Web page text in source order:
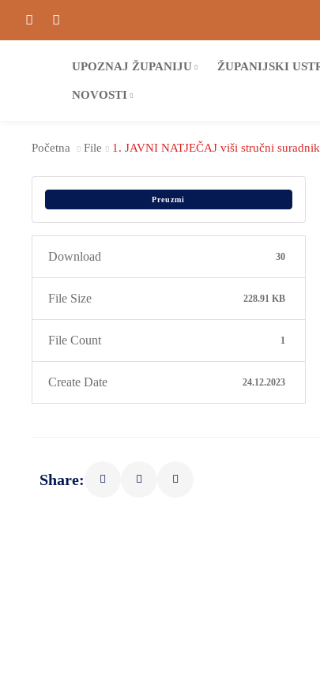
UPOZNAJ ŽUPANIJU ŽUPANIJSKI
NOVOSTI
Početna File 1. JAVNI NATJEČAJ viši stručni
Preuzmi
Download 30
File Size 228.91 KB
File Count 1
Create Date 24.12.2023
Share: